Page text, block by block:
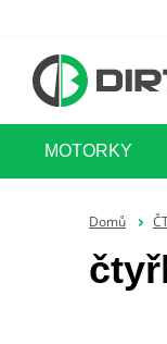
MOTORKY
Domů